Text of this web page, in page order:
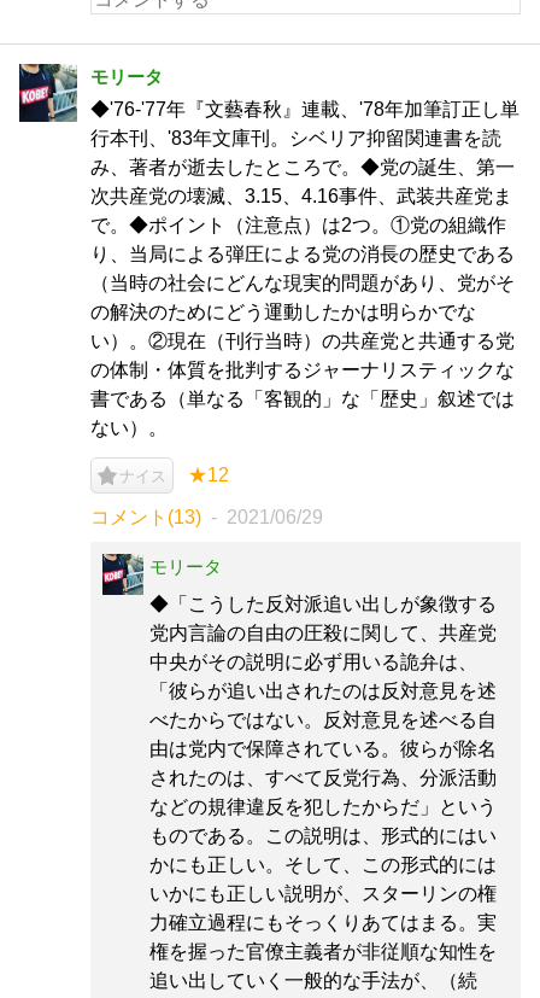
モリータ
◆'76-'77年『文藝春秋』連載、'78年加筆訂正し単
行本刊、'83年文庫刊。シベリア抑留関連書を読
み、著者が逝去したところで。◆党の誕生、第一
次共産党の壊滅、3.15、4.16事件、武装共産党ま
で。◆ポイント（注意点）は2つ。①党の組織作
り、当局による弾圧による党の消長の歴史である
（当時の社会にどんな現実的問題があり、党がそ
の解決のためにどう運動したかは明らかでな
い）。②現在（刊行当時）の共産党と共通する党
の体制・体質を批判するジャーナリスティックな
書である（単なる「客観的」な「歴史」叙述では
ない）。
ナイス ★12
コメント(13) 2021/06/29
モリータ
◆「こうした反対派追い出しが象徴する
党内言論の自由の圧殺に関して、共産党
中央がその説明に必ず用いる詭弁は、
「彼らが追い出されたのは反対意見を述
べたからではない。反対意見を述べる自
由は党内で保障されている。彼らが除名
されたのは、すべて反党行為、分派活動
などの規律違反を犯したからだ」という
ものである。この説明は、形式的にはい
かにも正しい。そして、この形式的には
いかにも正しい説明が、スターリンの権
力確立過程にもそっくりあてはまる。実
権を握った官僚主義者が非従順な知性を
追い出していく一般的な手法が、（続